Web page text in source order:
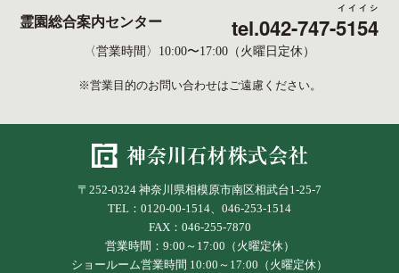
霊園総合案内センター tel.042-747-5154
イイイシ
〈営業時間〉10:00〜17:00（火曜日定休）
※営業目的のお問い合わせはご遠慮ください。
〒252-0324 神奈川県相模原市南区相武台1-25-7
TEL：0120-00-1514、046-253-1514
FAX：046-255-7870
営業時間：9:00～17:00（火曜定休）
ショールーム営業時間 10:00～17:00（火曜定休）